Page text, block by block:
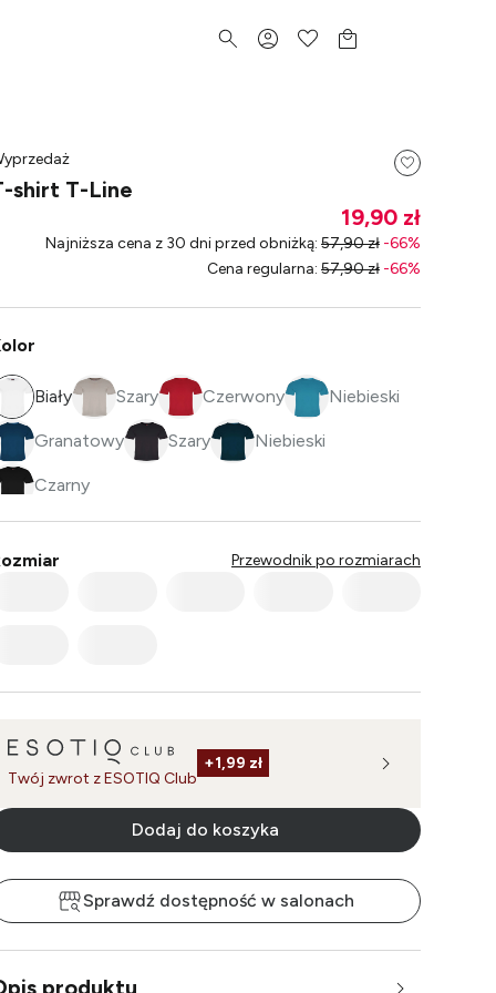
shirt T-Line
19,90 zł
Najniższa cena z 30 dni przed obniżką: 57,90 zł -66%
Cena regularna: 57,90 zł -66%
Biały Szary Czerwony Niebieski
Granatowy Szary Niebieski
Czarny
Przewodnik po rozmiarach
Twój zwrot z ESOTIQ Club
+1,99 zł
Dodaj do koszyka
Sprawdź dostępność w salonach